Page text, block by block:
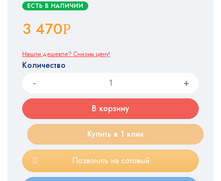
ЕСТЬ В НАЛИЧИИ
3 470Р
Нашли дешевле? Снизим цену!
Количество
В корзину
Купить в 1 клик
Позвонить на сотовый